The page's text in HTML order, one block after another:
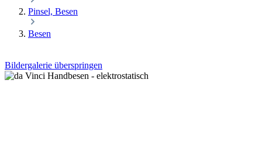
Pinsel, Besen
Besen
Bildergalerie überspringen